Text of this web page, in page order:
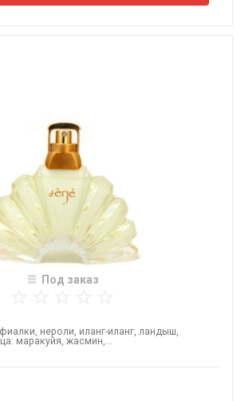
Под заказ
нероли, иланг-иланг, ландыш,
маракуйя, жасмин,...